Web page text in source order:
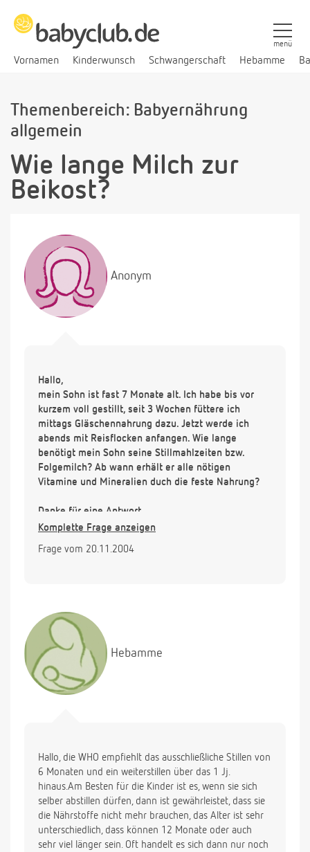
Vornamen Kinderwunsch Schwangerschaft Hebamme
menü
Themenbereich: Babyernährung
allgemein
Wie lange Milch zur
Beikost?
Anonym
Hallo,
mein Sohn ist fast 7 Monate alt. Ich habe bis vor
kurzem voll gestillt, seit 3 Wochen füttere ich
mittags Gläschennahrung dazu. Jetzt werde ich
abends mit Reisflocken anfangen. Wie lange
benötigt mein Sohn seine Stillmahlzeiten bzw.
Folgemilch? Ab wann erhält er alle nötigen
Vitamine und Mineralien duch die feste Nahrung?
Danke für eine Antwort,
Christina
Komplette Frage anzeigen
Frage vom 20.11.2004
Hebamme
Hallo, die WHO empfiehlt das ausschließliche Stillen von
6 Monaten und ein weiterstillen über das 1 Jj.
hinaus.Am Besten für die Kinder ist es, wenn sie sich
selber abstillen dürfen, dann ist gewährleistet, dass sie
die Nährstoffe nicht mehr brauchen, das Alter ist sehr
unterschiedlich, dass können 12 Monate oder auch
sehr viel länger sein. Oft handelt es sich dann nur noch